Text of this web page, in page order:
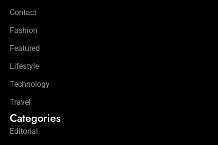
Contact
Fashion
Featured
Lifestyle
Technology
Travel
Categories
Editorial